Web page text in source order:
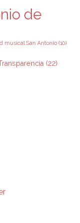
de
musical San Antonio (10)
(22)